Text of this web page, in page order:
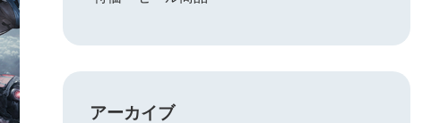
アーカイブ